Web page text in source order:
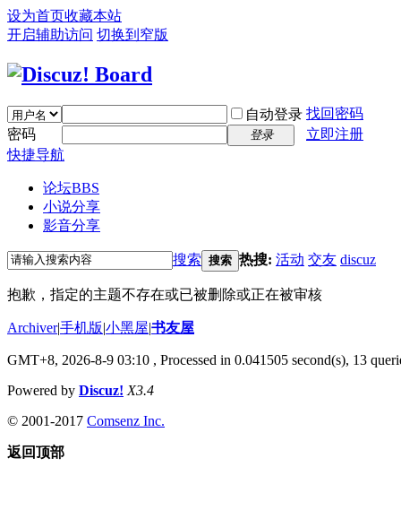
设为首页收藏本站
开启辅助访问 切换到窄版
自动登录 找回密码
密码
登录
立即注册
快捷导航
论坛BBS
小说分享
影音分享
搜索 搜索 热搜: 活动 交友 discuz
抱歉，指定的主题不存在或已被删除或正在被审核
Archiver|手机版|小黑屋|书友屋
GMT+8, 2026-8-9 03:10 , Processed in 0.041505 second(s), 13
Powered by Discuz! X3.4
© 2001-2017 Comsenz Inc.
返回顶部